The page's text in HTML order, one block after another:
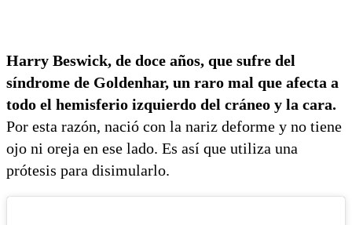
Harry Beswick, de doce años, que sufre del
síndrome de Goldenhar, un raro mal que afecta a
todo el hemisferio izquierdo del cráneo y la cara.
Por esta razón, nació con la nariz deforme y no tiene
ojo ni oreja en ese lado. Es así que utiliza una
prótesis para disimularlo.